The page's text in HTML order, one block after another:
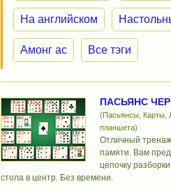
На английском
Амонг ас Все тэги
ПАСЬЯНС
(Пасьянсы, Карты,
планшета)
Отличный
памяти. Вам
цепочку
стола в центр. Без времени.